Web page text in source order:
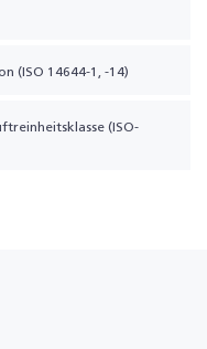
(ISO 14644-1, -14)
(ISO-